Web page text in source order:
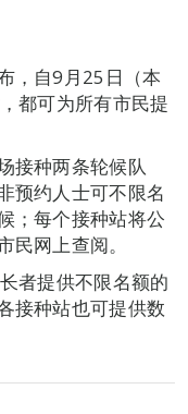
，自9月25日（本
都可为所有市民提
接种两条轮候队
预约人士可不限名
；每个接种站将公
网上查阅。
者提供不限名额的
接种站也可提供数